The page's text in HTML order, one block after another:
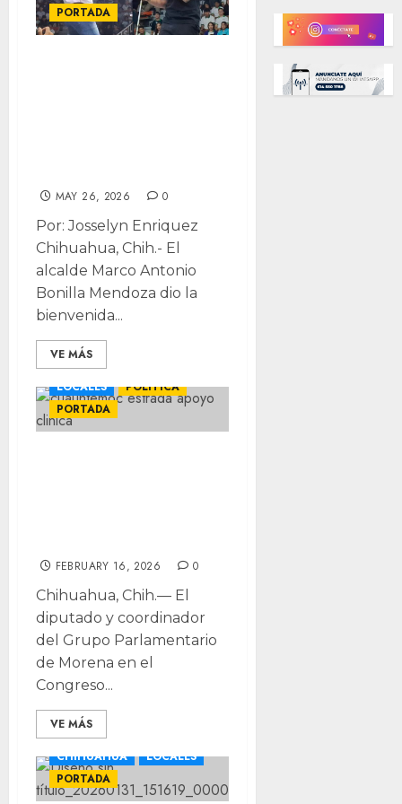
PORTADA
MAY 26, 2026 0
Por: Josselyn Enriquez
Chihuahua, Chih.- El
alcalde Marco Antonio
Bonilla Mendoza dio la
bienvenida...
VE MÁS
LOCALES
POLÍTICA
PORTADA
FEBRUARY 16, 2026 0
Chihuahua, Chih.— El
diputado y coordinador
del Grupo Parlamentario
de Morena en el
Congreso...
VE MÁS
CHIHUAHUA
LOCALES
PORTADA